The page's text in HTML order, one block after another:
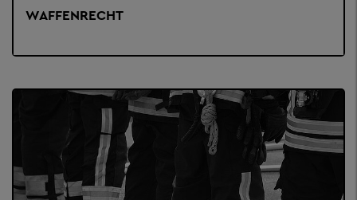
WAFFENRECHT